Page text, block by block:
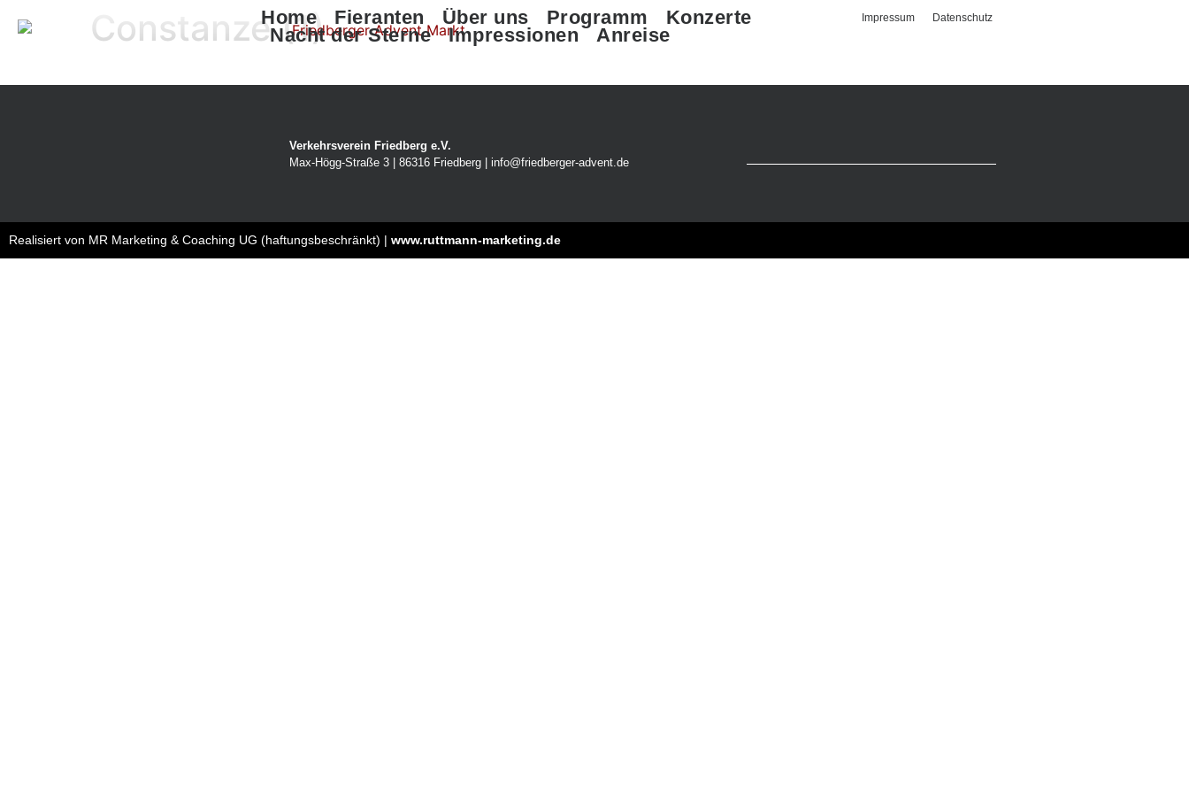
Home Fieranten Über uns Programm
Konzerte
Nacht der Sterne
Impressionen Anreise
Impressum Datenschutz
Constanze (1)
Verkehrsverein Friedberg e.V.
Max-Högg-Straße 3 | 86316 Friedberg | info@friedberger-advent.de
Realisiert von MR Marketing & Coaching UG (haftungsbeschränkt) | www.ruttmann-marketing.de